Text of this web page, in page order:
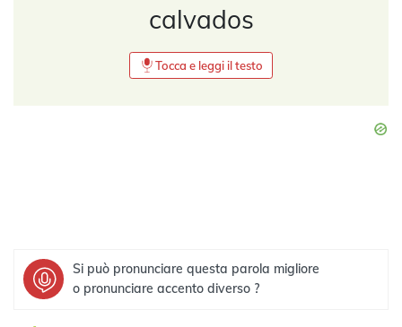
calvados
Tocca e leggi il testo
Si può pronunciare questa parola migliore
o pronunciare accento diverso ?